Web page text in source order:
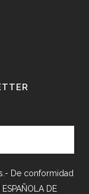
De conformidad
DE